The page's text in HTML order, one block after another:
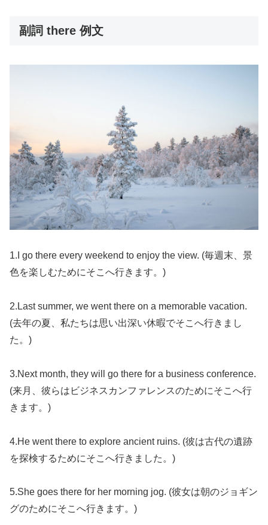
副詞 there 例文
1.I go there every weekend to enjoy the view. (毎週末、景
色を楽しむためにそこへ行きます。)
2.Last summer, we went there on a memorable vacation.
(去年の夏、私たちは思い出深い休暇でそこへ行きまし
た。)
3.Next month, they will go there for a business conference.
(来月、彼らはビジネスカンファレンスのためにそこへ行
きます。)
4.He went there to explore ancient ruins. (彼は古代の遺跡
を探検するためにそこへ行きました。)
5.She goes there for her morning jog. (彼女は朝のジョギン
グのためにそこへ行きます。)